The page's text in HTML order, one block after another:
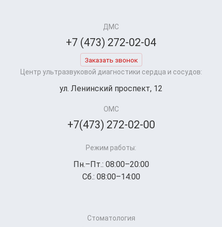
ДМС
+7 (473) 272-02-04
Заказать звонок
Центр ультразвуковой диагностики сердца и сосудов:
ул. Ленинский проспект, 12
ОМС
+7(473) 272-02-00
Режим работы:
Пн.–Пт.: 08:00–20:00
Сб.: 08:00–14:00
Стоматология